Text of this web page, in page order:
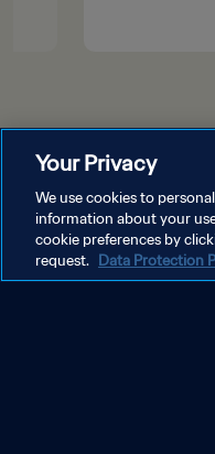
Your Privacy
We use cookies to
information about your
cookie preferences by
request. Data Protection